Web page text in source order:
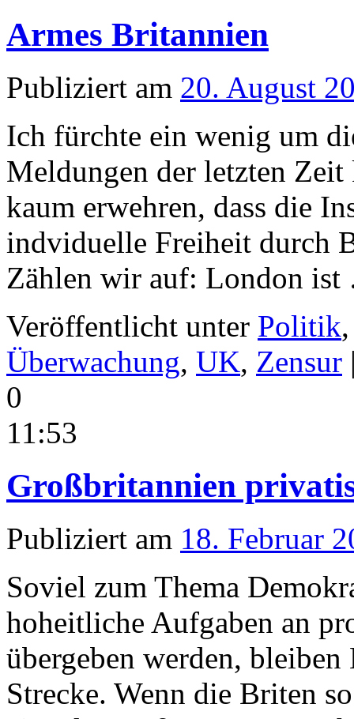
Armes Britannien
Publiziert am 20. August
Ich fürchte ein wenig um
Meldungen der letzten
kaum erwehren, dass die
indviduelle Freiheit durch
Zählen wir auf: London
Veröffentlicht unter Politik
Überwachung, UK, Zensur
0
11:53
Großbritannien
Publiziert am 18. Februar
Soviel zum Thema
hoheitliche Aufgaben an
übergeben werden,
Strecke. Wenn die Briten